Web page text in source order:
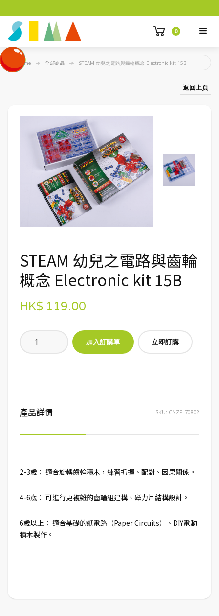
0
Home 全部商品 STEAM 幼兒之電路與齒輪概念 Electronic kit 15B
返回上頁
STEAM 幼兒之電路與齒輪
概念 Electronic kit 15B
HK$ 119.00
立即訂購
產品詳情 SKU: CNZP-70802
2-3歲： 適合旋轉齒輪積木，練習抓握、配對、因果關係。
4-6歲： 可進行更複雜的齒輪組建構、磁力片結構設計。
6歲以上： 適合基礎的紙電路（Paper Circuits）、DIY電動
積木製作。